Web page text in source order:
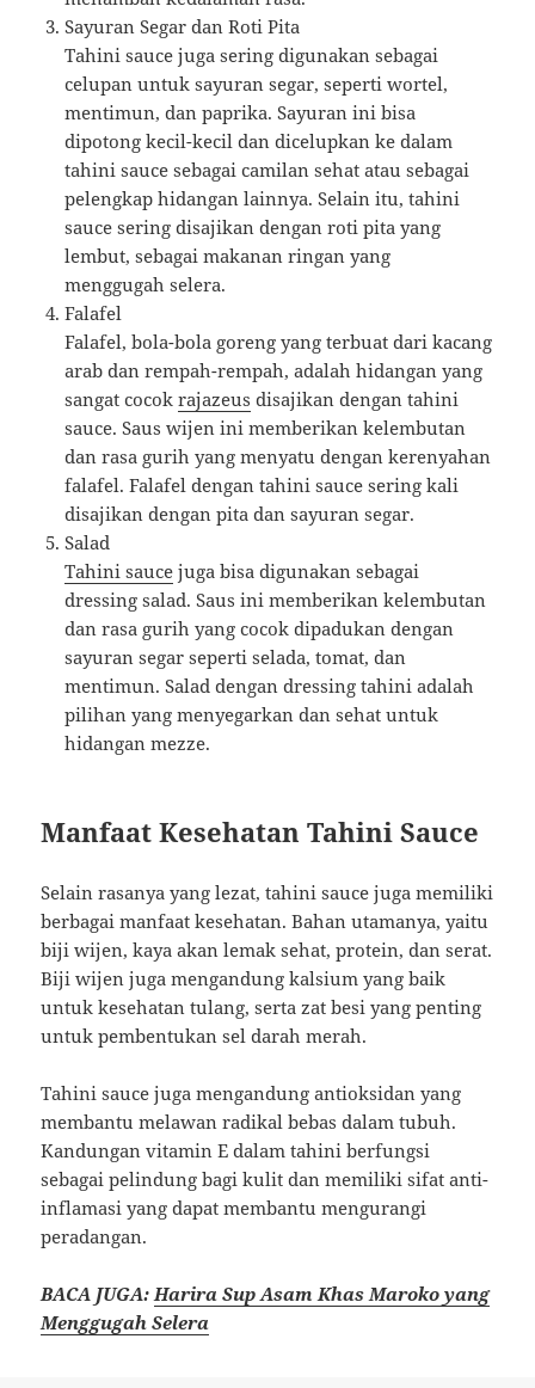
Sayuran Segar dan Roti Pita
Tahini sauce juga sering digunakan sebagai
celupan untuk sayuran segar, seperti wortel,
mentimun, dan paprika. Sayuran ini bisa
dipotong kecil-kecil dan dicelupkan ke dalam
tahini sauce sebagai camilan sehat atau sebagai
pelengkap hidangan lainnya. Selain itu, tahini
sauce sering disajikan dengan roti pita yang
lembut, sebagai makanan ringan yang
menggugah selera.
Falafel
Falafel, bola-bola goreng yang terbuat dari kacang
arab dan rempah-rempah, adalah hidangan yang
sangat cocokrajazeus disajikan dengan tahini
sauce. Saus wijen ini memberikan kelembutan
dan rasa gurih yang menyatu dengan kerenyahan
falafel. Falafel dengan tahini sauce sering kali
disajikan dengan pita dan sayuran segar.
Salad
Tahini sauce juga bisa digunakan sebagai
dressing salad. Saus ini memberikan kelembutan
dan rasa gurih yang cocok dipadukan dengan
sayuran segar seperti selada, tomat, dan
mentimun. Salad dengan dressing tahini adalah
pilihan yang menyegarkan dan sehat untuk
hidangan mezze.
Manfaat Kesehatan Tahini Sauce
Selain rasanya yang lezat, tahini sauce juga memiliki
berbagai manfaat kesehatan. Bahan utamanya, yaitu
biji wijen, kaya akan lemak sehat, protein, dan serat.
Biji wijen juga mengandung kalsium yang baik
untuk kesehatan tulang, serta zat besi yang penting
untuk pembentukan sel darah merah.
Tahini sauce juga mengandung antioksidan yang
membantu melawan radikal bebas dalam tubuh.
Kandungan vitamin E dalam tahini berfungsi
sebagai pelindung bagi kulit dan memiliki sifat anti-
inflamasi yang dapat membantu mengurangi
peradangan.
BACA JUGA: Harira Sup Asam Khas Maroko yang
Menggugah Selera